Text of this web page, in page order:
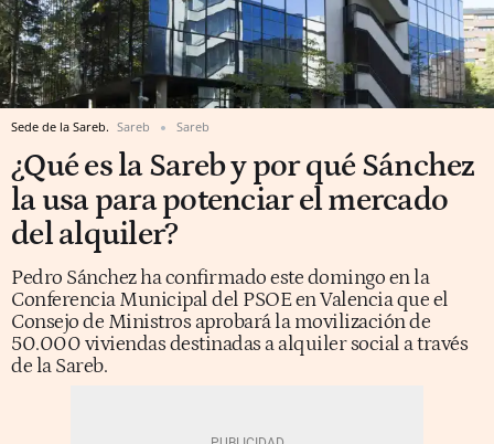
Sede de la Sareb. Sareb Sareb
¿Qué es la Sareb y por qué Sánchez
la usa para potenciar el mercado
del alquiler?
Pedro Sánchez ha confirmado este domingo en la
Conferencia Municipal del PSOE en Valencia que el
Consejo de Ministros aprobará la movilización de
50.000 viviendas destinadas a alquiler social a través
de la Sareb.